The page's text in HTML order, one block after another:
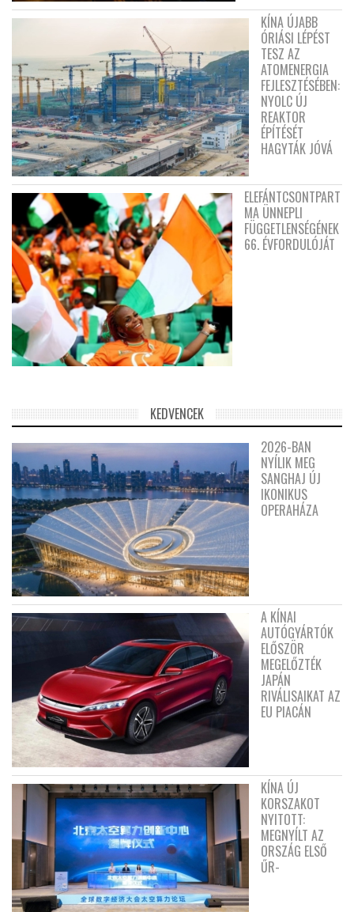
KÍNA ÚJABB
ÓRIÁSI LÉPÉST
TESZ AZ
ATOMENERGIA
FEJLESZTÉSÉBEN:
NYOLC ÚJ
REAKTOR
ÉPÍTÉSÉT
HAGYTÁK JÓVÁ
ELEFÁNTCSONTPART
MA ÜNNEPLI
FÜGGETLENSÉGÉNEK
66. ÉVFORDULÓJÁT
KEDVENCEK
2026-BAN
NYÍLIK MEG
SANGHAJ ÚJ
IKONIKUS
OPERAHÁZA
A KÍNAI
AUTÓGYÁRTÓK
ELŐSZÖR
MEGELŐZTÉK
JAPÁN
RIVÁLISAIKAT AZ
EU PIACÁN
KÍNA ÚJ
KORSZAKOT
NYITOTT:
MEGNYÍLT AZ
ORSZÁG ELSŐ
ŰR-